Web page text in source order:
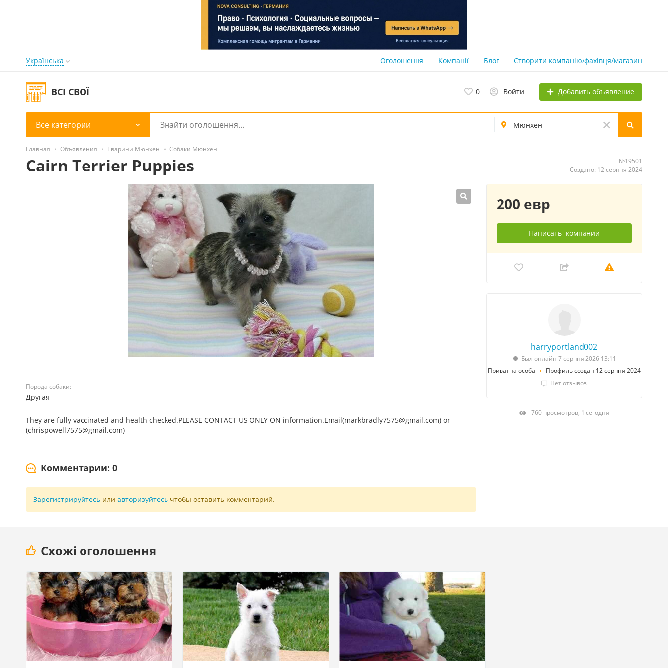
Українська Оголошення Компанії Блог Створити компанію/фахівця/магазин
ВСІ СВОЇ 0 Войти Добавить объявление
Все категории
Главная Объявления Тварини Мюнхен Собаки Мюнхен
Cairn Terrier Puppies
№19501
Создано: 12 серпня 2024
Порода собаки:
Другая
They are fully vaccinated and health checked.PLEASE CONTACT US ONLY ON information.Email(markbradly7575@gmail.com) or
(chrispowell7575@gmail.com)
Комментарии: 0
Зарегистрируйтесь или авторизуйтесь чтобы оставить комментарий.
200 евр
Написать компании
harryportland002
Был онлайн 7 серпня 2026 13:11
Приватна особа
Профиль создан 12 серпня 2024
Нет отзывов
760 просмотров, 1 сегодня
Схожі оголошення